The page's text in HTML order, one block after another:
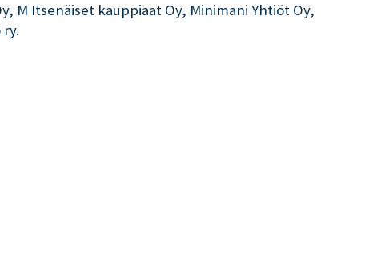
M Itsenäiset kauppiaat Oy, Minimani Yhtiöt Oy,